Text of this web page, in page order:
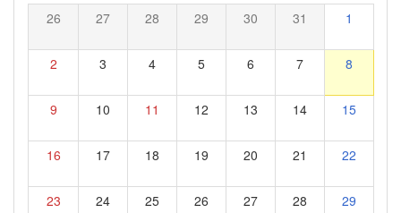
26 27 28 29 30 31 1
2 3 4 5 6 7 8
9 10 11 12 13 14 15
16 17 18 19 20 21 22
23 24 25 26 27 28 29